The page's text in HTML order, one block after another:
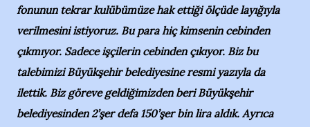
fonunun tekrar kulübümüze hak ettiği ölçüde layığıyla
verilmesini istiyoruz. Bu para hiç kimsenin cebinden
çıkmıyor. Sadece işçilerin cebinden çıkıyor. Biz bu
talebimizi Büyükşehir belediyesine resmi yazıyla da
ilettik. Biz göreve geldiğimizden beri Büyükşehir
belediyesinden 2’şer defa 150’şer bin lira aldık. Ayrıca